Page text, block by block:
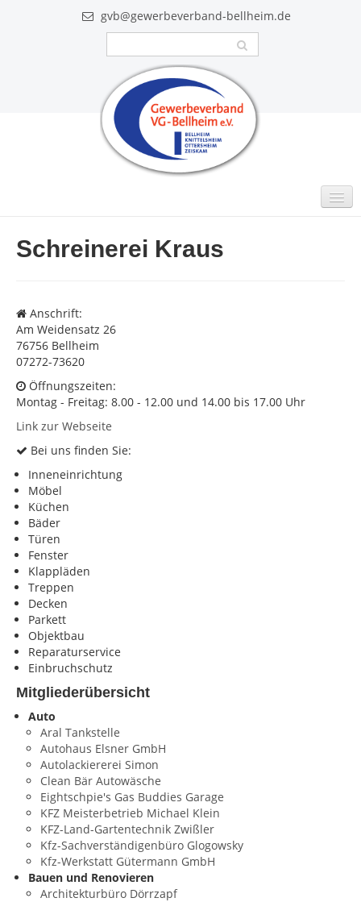
gvb@gewerbeverband-bellheim.de
MITGLIEDER
VIDEO
AKTUELLES
KONTAKT
Datenschutz
Schreinerei Kraus
Anschrift:
Am Weidensatz 26
76756 Bellheim
07272-73620
Öffnungszeiten:
Montag - Freitag: 8.00 - 12.00 und 14.00 bis 17.00 Uhr
Link zur Webseite
Bei uns finden Sie:
Inneneinrichtung
Möbel
Küchen
Bäder
Türen
Fenster
Klappläden
Treppen
Decken
Parkett
Objektbau
Reparaturservice
Einbruchschutz
Mitgliederübersicht
Auto
Aral Tankstelle
Autohaus Elsner GmbH
Autolackiererei Simon
Clean Bär Autowäsche
Eightschpie's Gas Buddies Garage
KFZ Meisterbetrieb Michael Klein
KFZ-Land-Gartentechnik Zwißler
Kfz-Sachverständigenbüro Glogowsky
Kfz-Werkstatt Gütermann GmbH
Bauen und Renovieren
Architekturbüro Dörrzapf